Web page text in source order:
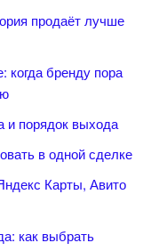
продаёт лучше
когда бренду пора
и порядок выхода
в одной сделке
Карты, Авито
как выбрать